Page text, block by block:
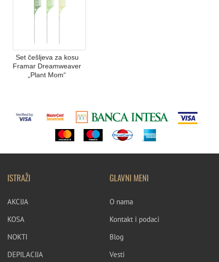
Set češljeva za kosu
Framar Dreamweaver
„Plant Mom“
ISTRAŽI
AKCIJA
KOSA
NOKTI
DEPILACIJA
GLAVNI MENI
O nama
Kontakt i podaci
Blog
Vesti